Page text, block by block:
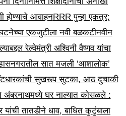
होण्याचे आवाहनRRR पुन्हा एकत्र;
एकजुटीला नवी बळकटीनवीन
रेल्वेमंत्री अश्विनी वैष्णव यांचा
सात मजली ‘आशालोक’
सुखरूप सुटका, आठ दुचाकी
अंबरनाथमध्ये घर नाल्यात कोसळले :
तातडीने धाव, बाधित कुटुंबाला